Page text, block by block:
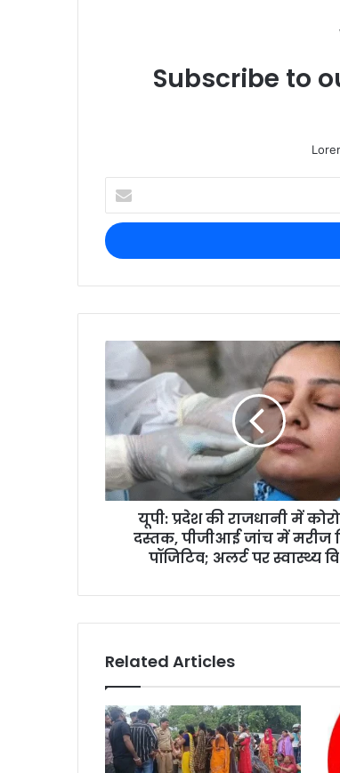
Subscribe to
यूपी: प्रदेश की राजधानी में
दस्तक, पीजीआई जांच में मरीज
पॉजिटिव; अलर्ट पर स्वास्थ्य
Related Articles